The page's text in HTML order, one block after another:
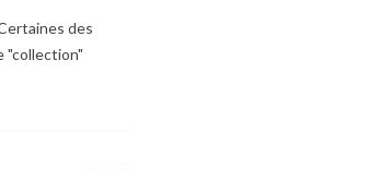
des
"collection"